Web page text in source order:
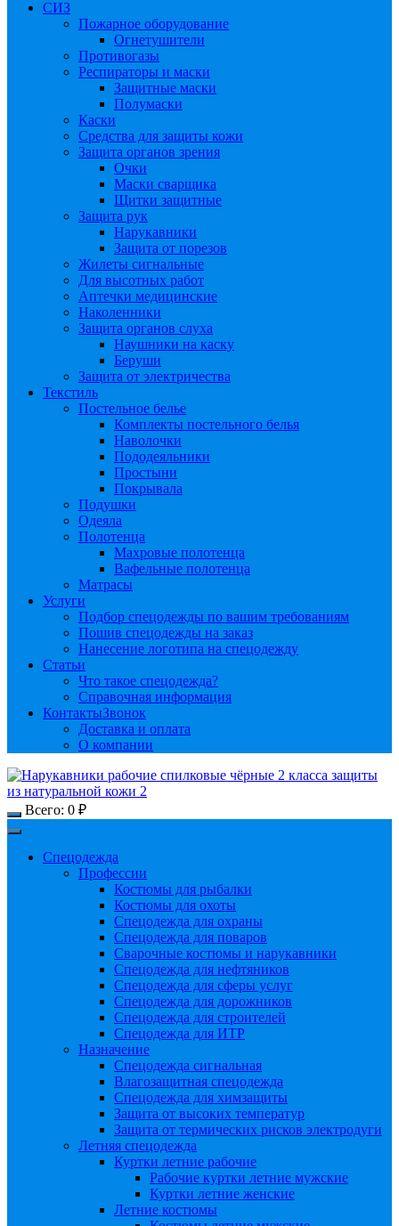
СИЗ
Пожарное оборудование
Огнетушители
Противогазы
Респираторы и маски
Защитные маски
Полумаски
Каски
Средства для защиты кожи
Защита органов зрения
Очки
Маски сварщика
Щитки защитные
Защита рук
Нарукавники
Защита от порезов
Жилеты сигнальные
Для высотных работ
Аптечки медицинские
Наколенники
Защита органов слуха
Наушники на каску
Беруши
Защита от электричества
Текстиль
Постельное белье
Комплекты постельного белья
Наволочки
Пододеяльники
Простыни
Покрывала
Подушки
Одеяла
Полотенца
Махровые полотенца
Вафельные полотенца
Матрасы
Услуги
Подбор спецодежды по вашим требованиям
Пошив спецодежды на заказ
Нанесение логотипа на спецодежду
Статьи
Что такое спецодежда?
Справочная информация
КонтактыЗвонок
Доставка и оплата
О компании
Всего: 0 ₽
Спецодежда
Профессии
Костюмы для рыбалки
Костюмы для охоты
Спецодежда для охраны
Спецодежда для поваров
Сварочные костюмы и нарукавники
Спецодежда для нефтяников
Спецодежда для сферы услуг
Спецодежда для дорожников
Спецодежда для строителей
Спецодежда для ИТР
Назначение
Спецодежда сигнальная
Влагозащитная спецодежда
Спецодежда для химзащиты
Защита от высоких температур
Защита от термических рисков электродуги
Летняя спецодежда
Куртки летние рабочие
Рабочие куртки летние мужские
Куртки летние женские
Летние костюмы